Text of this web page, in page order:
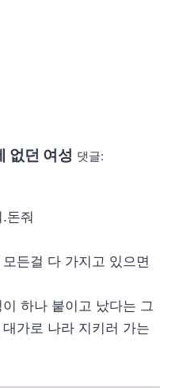
없던 여성 댓글:
돈줘
든걸 다 가지고 있으면
하나 붙이고 났다는 그
가로 나라 지키러 가는